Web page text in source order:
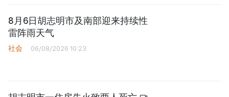
8月6日胡志明市及南部迎来持续性
雷阵雨天气
社会 06/08/2026 10:23